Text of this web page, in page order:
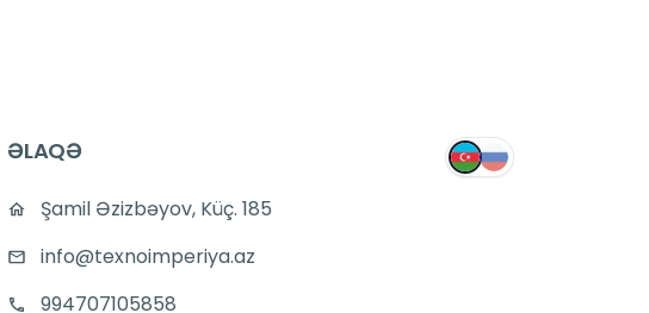
ƏLAQƏ
Şamil Əzizbəyov, Küç. 185
info@texnoimperiya.az
994707105858